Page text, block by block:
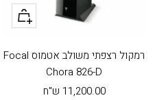
צפייה
רמקול רצפתי משולב אטמוס Focal
Chora 826-D
מחיר
11,200.00 ש"ח